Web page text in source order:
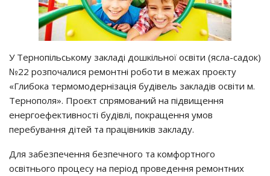
У Тернопільському закладі дошкільної освіти (ясла-садок)
№22 розпочалися ремонтні роботи в межах проєкту
«Глибока термомодернізація будівель закладів освіти м.
Тернополя». Проєкт спрямований на підвищення
енергоефективності будівлі, покращення умов
перебування дітей та працівників закладу.
Для забезпечення безпечного та комфортного
освітнього процесу на період проведення ремонтних